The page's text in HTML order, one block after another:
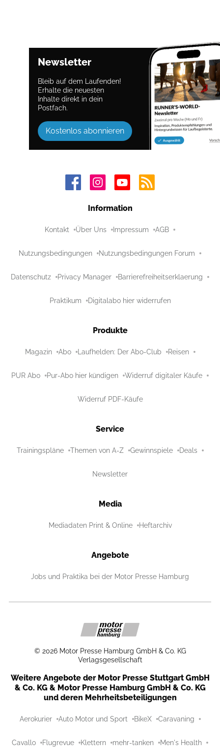
Newsletter
Bleib auf dem Laufenden!
Erhalte die neuesten
Inhalte direkt in dein
Postfach.
Kostenlos abonnieren
Information
Kontakt Über Uns Impressum AGB
Nutzungsbedingungen Nutzungsbedingungen Forum
Datenschutz Privacy Manager Barrierefreiheitserklaerung
Praktikum Digitalabo hier widerrufen
Produkte
Magazin Abo Laufhelden: Der Abo-Club Reisen
PUR Abo Pur-Abo hier kündigen Widerruf digitaler Käufe
Widerruf PDF-Käufe
Service
Trainingspläne Themen von A-Z Gewinnspiele Deals
Newsletter
Media
Mediadaten Print & Online Heftarchiv
Angebote
Jobs und Praktika bei der Motor Presse Hamburg
© 2026 Motor Presse Hamburg GmbH & Co. KG
Verlagsgesellschaft
Weitere Angebote der Motor Presse Stuttgart GmbH
& Co. KG & Motor Presse Hamburg GmbH & Co. KG
und deren Mehrheitsbeteiligungen
Aerokurier Auto Motor und Sport BikeX Caravaning
Cavallo Flugrevue Klettern mehr-tanken Men's Health